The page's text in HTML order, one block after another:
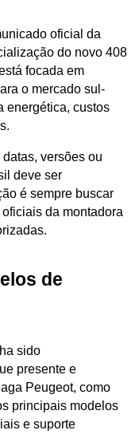
oficial da
do novo 408
focada em
o mercado sul-
energética, custos
versões ou
deve ser
é sempre buscar
da montadora
de
sido
presente e
Peugeot, como
principais modelos
e suporte